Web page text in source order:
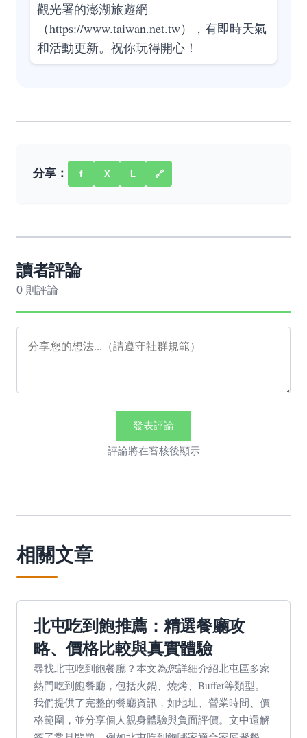
觀光署的澎湖旅遊網
（https://www.taiwan.net.tw），有即時天氣
和活動更新。祝你玩得開心！
分享： f X L 🔗
讀者評論
0 則評論
發表評論
評論將在審核後顯示
相關文章
北屯吃到飽推薦：精選餐廳攻
略、價格比較與真實體驗
尋找北屯吃到飽餐廳？本文為您詳細介紹北屯區多家
熱門吃到飽餐廳，包括火鍋、燒烤、Buffet等類型。
我們提供了完整的餐廳資訊，如地址、營業時間、價
格範圍，並分享個人親身體驗與負面評價。文中還解